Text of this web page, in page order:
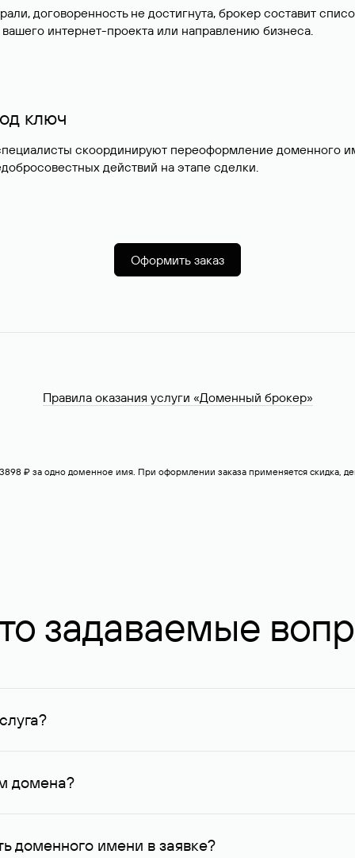
договоренность не достигнута, брокер составит
интернет-проекта или направлению бизнеса.
ключ
скоординируют переоформление доменного
действий на этапе сделки.
Оформить заказ
Правила оказания услуги «Доменный брокер»
₽ за одно доменное имя. При оформлении заказа применяется скидка,
задаваемые
в Руцентре и у других регистраторов. Для доменов,
домена?
контактные данные, доступные Руцентру.
доменного имени в заявке?